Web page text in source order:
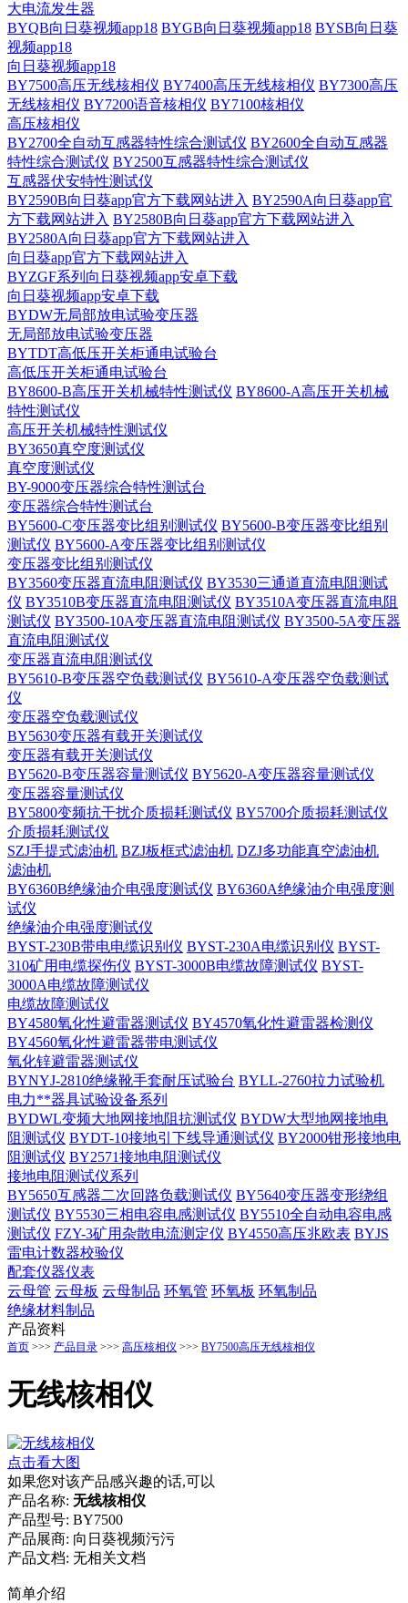
大电流发生器
BYQB向日葵视频app18 BYGB向日葵视频app18 BYSB向日葵
视频app18
向日葵视频app18
BY7500高压无线核相仪 BY7400高压无线核相仪 BY7300高压
无线核相仪 BY7200语音核相仪 BY7100核相仪
高压核相仪
BY2700全自动互感器特性综合测试仪 BY2600全自动互感器
特性综合测试仪 BY2500互感器特性综合测试仪
互感器伏安特性测试仪
BY2590B向日葵app官方下载网站进入 BY2590A向日葵app官
方下载网站进入 BY2580B向日葵app官方下载网站进入
BY2580A向日葵app官方下载网站进入
向日葵app官方下载网站进入
BYZGF系列向日葵视频app安卓下载
向日葵视频app安卓下载
BYDW无局部放电试验变压器
无局部放电试验变压器
BYTDT高低压开关柜通电试验台
高低压开关柜通电试验台
BY8600-B高压开关机械特性测试仪 BY8600-A高压开关机械
特性测试仪
高压开关机械特性测试仪
BY3650真空度测试仪
真空度测试仪
BY-9000变压器综合特性测试台
变压器综合特性测试台
BY5600-C变压器变比组别测试仪 BY5600-B变压器变比组别
测试仪 BY5600-A变压器变比组别测试仪
变压器变比组别测试仪
BY3560变压器直流电阻测试仪 BY3530三通道直流电阻测试
仪 BY3510B变压器直流电阻测试仪 BY3510A变压器直流电阻
测试仪 BY3500-10A变压器直流电阻测试仪 BY3500-5A变压器
直流电阻测试仪
变压器直流电阻测试仪
BY5610-B变压器空负载测试仪 BY5610-A变压器空负载测试
仪
变压器空负载测试仪
BY5630变压器有载开关测试仪
变压器有载开关测试仪
BY5620-B变压器容量测试仪 BY5620-A变压器容量测试仪
变压器容量测试仪
BY5800变频抗干扰介质损耗测试仪 BY5700介质损耗测试仪
介质损耗测试仪
SZJ手提式滤油机 BZJ板框式滤油机 DZJ多功能真空滤油机
滤油机
BY6360B绝缘油介电强度测试仪 BY6360A绝缘油介电强度测
试仪
绝缘油介电强度测试仪
BYST-230B带电电缆识别仪 BYST-230A电缆识别仪 BYST-
310矿用电缆探伤仪 BYST-3000B电缆故障测试仪 BYST-
3000A电缆故障测试仪
电缆故障测试仪
BY4580氧化性避雷器测试仪 BY4570氧化性避雷器检测仪
BY4560氧化性避雷器带电测试仪
氧化锌避雷器测试仪
BYNYJ-2810绝缘靴手套耐压试验台 BYLL-2760拉力试验机
电力**器具试验设备系列
BYDWL变频大地网接地阻抗测试仪 BYDW大型地网接地电
阻测试仪 BYDT-10接地引下线导通测试仪 BY2000钳形接地电
阻测试仪 BY2571接地电阻测试仪
接地电阻测试仪系列
BY5650互感器二次回路负载测试仪 BY5640变压器变形绕组
测试仪 BY5530三相电容电感测试仪 BY5510全自动电容电感
测试仪 FZY-3矿用杂散电流测定仪 BY4550高压兆欧表 BYJS
雷电计数器校验仪
配套仪器仪表
云母管 云母板 云母制品 环氧管 环氧板 环氧制品
绝缘材料制品
产品资料
首页 >>> 产品目录 >>> 高压核相仪 >>> BY7500高压无线核相仪
无线核相仪
点击看大图
如果您对该产品感兴趣的话,可以
产品名称: 无线核相仪
产品型号: BY7500
产品展商: 向日葵视频污污
产品文档: 无相关文档
简单介绍